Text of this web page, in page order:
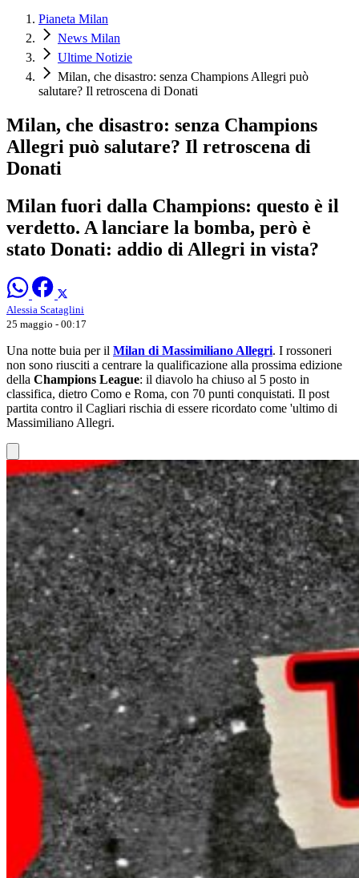
Pianeta Milan
News Milan
Ultime Notizie
Milan, che disastro: senza Champions Allegri può
salutare? Il retroscena di Donati
Milan, che disastro: senza Champions
Allegri può salutare? Il retroscena di
Donati
Milan fuori dalla Champions: questo è il
verdetto. A lanciare la bomba, però è
stato Donati: addio di Allegri in vista?
Alessia Scataglini
25 maggio - 00:17
Una notte buia per il Milan di Massimiliano Allegri. I rossoneri
non sono riusciti a centrare la qualificazione alla prossima edizione
della Champions League: il diavolo ha chiuso al 5 posto in
classifica, dietro Como e Roma, con 70 punti conquistati. Il post
partita contro il Cagliari rischia di essere ricordato come 'ultimo di
Massimiliano Allegri.